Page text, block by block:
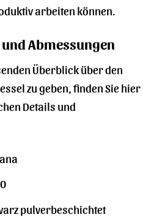
arbeiten können.
Abmessungen
Überblick über den
zu geben, finden Sie hier
Details und
pulverbeschichtet